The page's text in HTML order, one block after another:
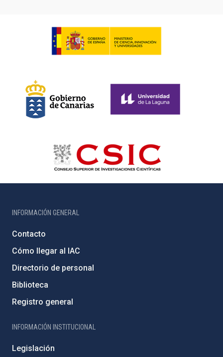
INFORMACIÓN GENERAL
Contacto
Cómo llegar al IAC
Directorio de personal
Biblioteca
Registro general
INFORMACIÓN INSTITUCIONAL
Legislación